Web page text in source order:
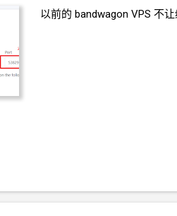
以前的 bandwagon VPS 不